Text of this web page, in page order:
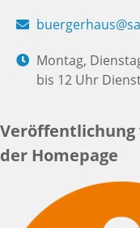
Montag,
bis 12 Uhr
der Homepage